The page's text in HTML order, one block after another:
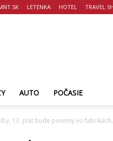
LETENKA HOTEL TRAVEL
AUTO POČASIE
13. plat bude povinný vo